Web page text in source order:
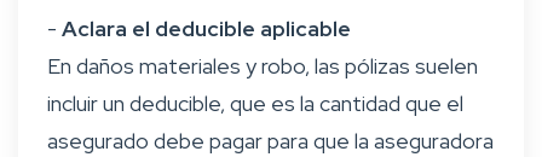
- Aclara el deducible aplicable
En daños materiales y robo, las pólizas suelen
incluir un deducible, que es la cantidad que el
asegurado debe pagar para que la aseguradora